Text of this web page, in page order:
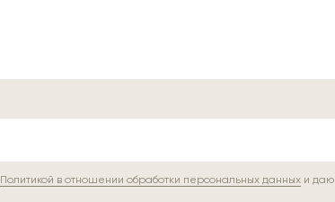
Политикой в отношении обработки персональных данныхи даю